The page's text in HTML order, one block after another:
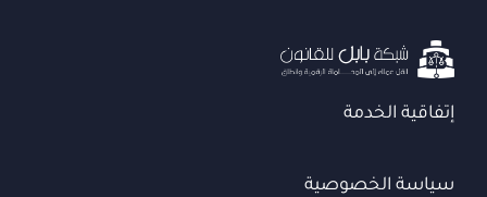
إتفاقية الخدمة
سياسة الخصوصية